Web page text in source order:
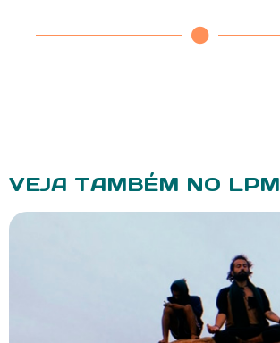
VEJA TAMBÉM NO LPM